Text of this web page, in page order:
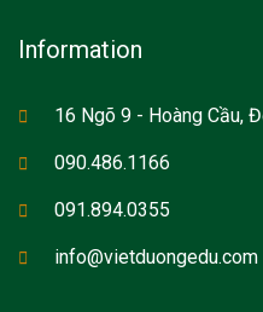
Information
16 Ngõ 9 - Hoàng Cầu,
090.486.1166
091.894.0355
info@vietduongedu.com